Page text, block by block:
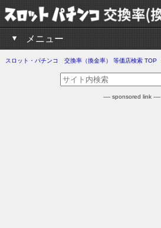
メニュー
スロット・パチンコ 交換率（換金率） 等価店検索 TOP
---- sponsored link ----